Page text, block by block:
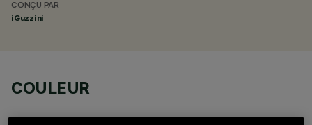
CONÇU PAR
iGuzzini
COULEUR